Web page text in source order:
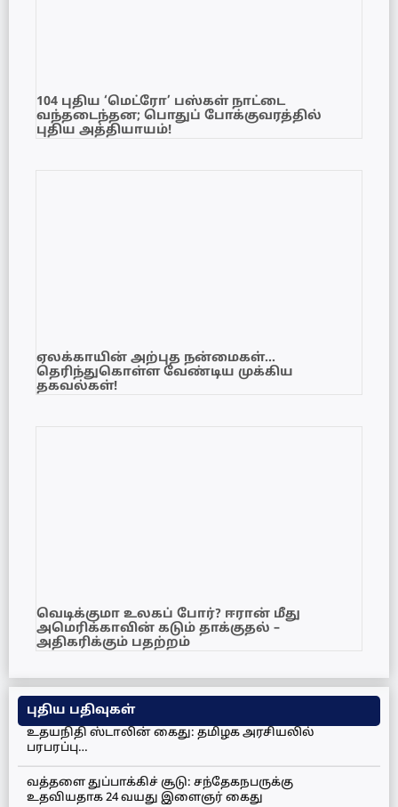
104 புதிய ‘மெட்ரோ’ பஸ்கள் நாட்டை
வந்தடைந்தன; பொதுப் போக்குவரத்தில்
புதிய அத்தியாயம்!
ஏலக்காயின் அற்புத நன்மைகள்…
தெரிந்துகொள்ள வேண்டிய முக்கிய
தகவல்கள்!
வெடிக்குமா உலகப் போர்? ஈரான் மீது
அமெரிக்காவின் கடும் தாக்குதல் –
அதிகரிக்கும் பதற்றம்
புதிய பதிவுகள்
உதயநிதி ஸ்டாலின் கைது: தமிழக அரசியலில்
பரபரப்பு…
வத்தளை துப்பாக்கிச் சூடு: சந்தேகநபருக்கு
உதவியதாக 24 வயது இளைஞர் கைது